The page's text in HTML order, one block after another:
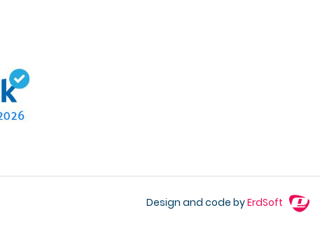
Design and code byErdSoft